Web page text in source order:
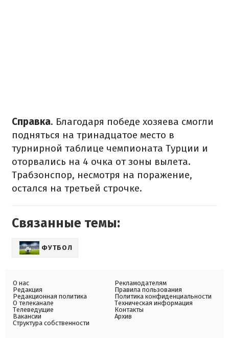
Справка. Благодаря победе хозяева смогли
подняться на тринадцатое место в
турнирной таблице чемпионата Турции и
оторвались на 4 очка от зоны вылета.
Трабзонспор, несмотря на поражение,
остался на третьей строчке.
Связанные темы:
ФУТБОЛ
О нас
Редакция
Редакционная политика
О телеканале
Телеведущие
Вакансии
Структура собственности
Рекламодателям
Правила пользования
Политика конфиденциальности
Техническая информация
Контакты
Архив